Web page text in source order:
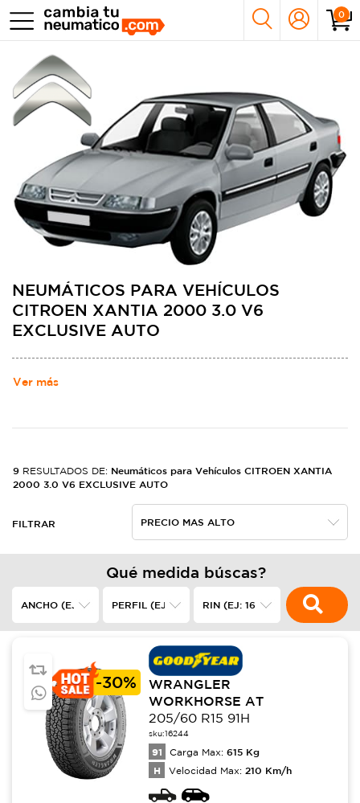
0
NEUMÁTICOS PARA VEHÍCULOS
CITROEN XANTIA 2000 3.0 V6
EXCLUSIVE AUTO
Ver más
9 RESULTADOS DE: Neumáticos para Vehículos CITROEN XANTIA
2000 3.0 V6 EXCLUSIVE AUTO
FILTRAR
Qué medida búscas?
-30%
WRANGLER
WORKHORSE AT
205/60 R15 91H
sku:16244
91 Carga Max: 615 Kg
H Velocidad Max: 210 Km/h